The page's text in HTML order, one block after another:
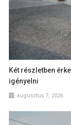
Két részletben
igényelni
augusztus 7, 2026